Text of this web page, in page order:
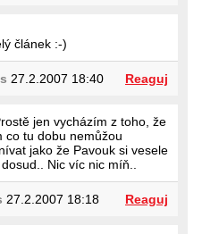
článek :-)
27.2.2007 18:40 Reaguj
jen vycházím z toho, že
co tu dobu nemůžou
jako že Pavouk si vesele
Nic víc nic míň..
27.2.2007 18:18 Reaguj